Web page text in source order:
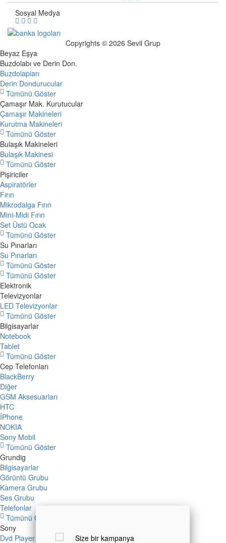
Sosyal Medya
Copyrights © 2026 Sevil Grup
Beyaz Eşya
Buzdolabı ve Derin Don.
Buzdolapları
Derin Dondurucular
Tümünü Göster
Çamaşır Mak. Kurutucular
Çamaşır Makineleri
Kurutma Makineleri
Tümünü Göster
Bulaşık Makineleri
Bulaşık Makinesi
Tümünü Göster
Pişiriciler
Aspiratörler
Fırın
Mikrodalga Fırın
Mini-Midi Fırın
Set Üstü Ocak
Tümünü Göster
Su Pınarları
Su Pınarları
Tümünü Göster
Tümünü Göster
Elektronik
Televizyonlar
LED Televizyonlar
Tümünü Göster
Bilgisayarlar
Notebook
Tablet
Tümünü Göster
Cep Telefonları
BlackBerry
Diğer
GSM Aksesuarları
HTC
İPhone
NOKIA
Sony Mobil
Tümünü Göster
Grundig
Bilgisayarlar
Görüntü Grubu
Kamera Grubu
Ses Grubu
Telefonlar
Tümünü Göster
Sony
Dvd Player